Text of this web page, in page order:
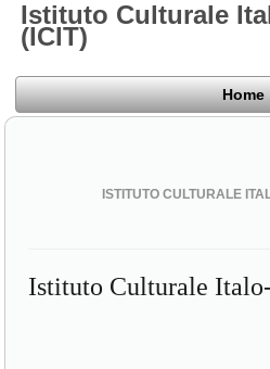
Istituto Culturale
(ICIT)
Home
ISTITUTO CULTURALE
Istituto Culturale